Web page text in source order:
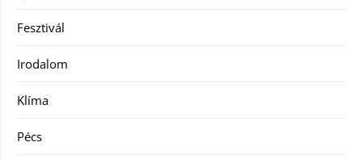
Fesztivál
Irodalom
Klíma
Pécs